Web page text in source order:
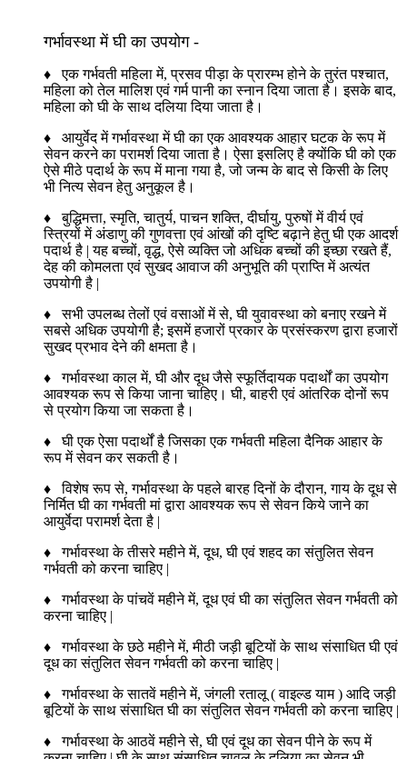
गर्भावस्था में घी का उपयोग -
♦ एक गर्भवती महिला में, प्रसव पीड़ा के प्रारम्भ होने के तुरंत पश्चात,
महिला को तेल मालिश एवं गर्म पानी का स्नान दिया जाता है। इसके बाद,
महिला को घी के साथ दलिया दिया जाता है।
♦ आयुर्वेद में गर्भावस्था में घी का एक आवश्यक आहार घटक के रूप में
सेवन करने का परामर्श दिया जाता है। ऐसा इसलिए है क्योंकि घी को एक
ऐसे मीठे पदार्थ के रूप में माना गया है, जो जन्म के बाद से किसी के लिए
भी नित्य सेवन हेतु अनुकूल है।
♦ बुद्धिमत्ता, स्मृति, चातुर्य, पाचन शक्ति, दीर्घायु, पुरुषों में वीर्य एवं
स्त्रियों में अंडाणु की गुणवत्ता एवं आंखों की दृष्टि बढ़ाने हेतु घी एक आदर्श
पदार्थ है | यह बच्चों, वृद्ध, ऐसे व्यक्ति जो अधिक बच्चों की इच्छा रखते हैं,
देह की कोमलता एवं सुखद आवाज की अनुभूति की प्राप्ति में अत्यंत
उपयोगी है |
♦ सभी उपलब्ध तेलों एवं वसाओं में से, घी युवावस्था को बनाए रखने में
सबसे अधिक उपयोगी है; इसमें हजारों प्रकार के प्रसंस्करण द्वारा हजारों
सुखद प्रभाव देने की क्षमता है।
♦ गर्भावस्था काल में, घी और दूध जैसे स्फूर्तिदायक पदार्थों का उपयोग
आवश्यक रूप से किया जाना चाहिए। घी, बाहरी एवं आंतरिक दोनों रूप
से प्रयोग किया जा सकता है।
♦ घी एक ऐसा पदार्थों है जिसका एक गर्भवती महिला दैनिक आहार के
रूप में सेवन कर सकती है।
♦ विशेष रूप से, गर्भावस्था के पहले बारह दिनों के दौरान, गाय के दूध से
निर्मित घी का गर्भवती मां द्वारा आवश्यक रूप से सेवन किये जाने का
आयुर्वेदा परामर्श देता है |
♦ गर्भावस्था के तीसरे महीने में, दूध, घी एवं शहद का संतुलित सेवन
गर्भवती को करना चाहिए |
♦ गर्भावस्था के पांचवें महीने में, दूध एवं घी का संतुलित सेवन गर्भवती को
करना चाहिए |
♦ गर्भावस्था के छठे महीने में, मीठी जड़ी बूटियों के साथ संसाधित घी एवं
दूध का संतुलित सेवन गर्भवती को करना चाहिए |
♦ गर्भावस्था के सातवें महीने में, जंगली रतालू ( वाइल्ड याम ) आदि जड़ी
बूटियों के साथ संसाधित घी का संतुलित सेवन गर्भवती को करना चाहिए |
♦ गर्भावस्था के आठवें महीने से, घी एवं दूध का सेवन पीने के रूप में